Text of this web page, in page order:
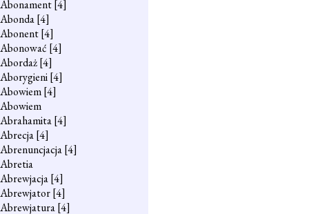
Abonament[4]
Abonda[4]
Abonent[4]
Abonować [4]
Abordaż[4]
Aborygieni[4]
Abowiem[4]
Abowiem
Abrahamita[4]
Abrecja[4]
Abrenuncjacja[4]
Abretia
Abrewjacja[4]
Abrewjator[4]
Abrewjatura[4]